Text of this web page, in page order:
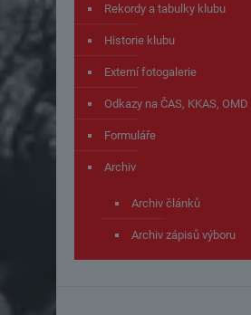
Rekordy a tabulky klubu
Historie klubu
Externí fotogalerie
Odkazy na ČAS, KKAS, OMD
Formuláře
Archiv
Archiv článků
Archiv zápisů výboru